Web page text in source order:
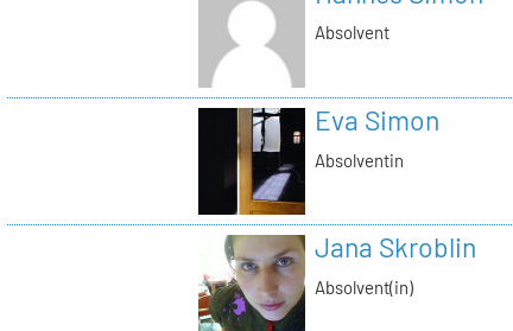
Absolvent
Eva Simon
Absolventin
Jana Skroblin
Absolvent(in)